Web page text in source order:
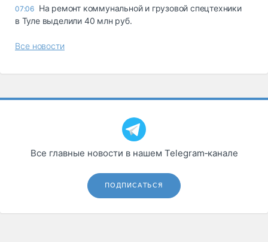
07:06 На ремонт коммунальной и грузовой спецтехники
в Туле выделили 40 млн руб.
Все новости
Все главные новости в нашем Telegram‑канале
ПОДПИСАТЬСЯ